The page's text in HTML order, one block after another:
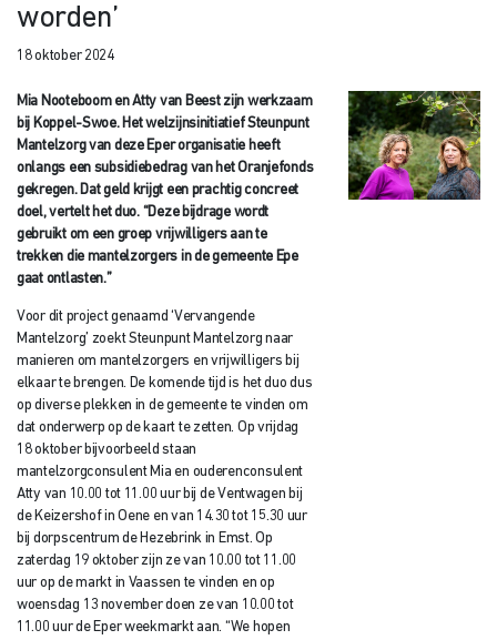
worden’
18 oktober 2024
Mia Nooteboom en Atty van Beest zijn werkzaam
bij Koppel-Swoe. Het welzijnsinitiatief Steunpunt
Mantelzorg van deze Eper organisatie heeft
onlangs een subsidiebedrag van het Oranjefonds
gekregen. Dat geld krijgt een prachtig concreet
doel, vertelt het duo. “Deze bijdrage wordt
gebruikt om een groep vrijwilligers aan te
trekken die mantelzorgers in de gemeente Epe
gaat ontlasten.”
Voor dit project genaamd ‘Vervangende
Mantelzorg’ zoekt Steunpunt Mantelzorg naar
manieren om mantelzorgers en vrijwilligers bij
elkaar te brengen. De komende tijd is het duo dus
op diverse plekken in de gemeente te vinden om
dat onderwerp op de kaart te zetten. Op vrijdag
18 oktober bijvoorbeeld staan
mantelzorgconsulent Mia en ouderenconsulent
Atty van 10.00 tot 11.00 uur bij de Ventwagen bij
de Keizershof in Oene en van 14.30 tot 15.30 uur
bij dorpscentrum de Hezebrink in Emst. Op
zaterdag 19 oktober zijn ze van 10.00 tot 11.00
uur op de markt in Vaassen te vinden en op
woensdag 13 november doen ze van 10.00 tot
11.00 uur de Eper weekmarkt aan. “We hopen